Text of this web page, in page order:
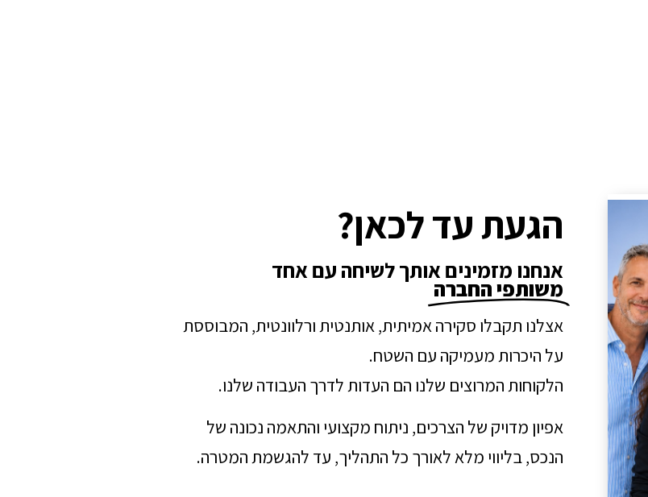
הגעת עד לכאן?
אנחנו מזמינים אותך לשיחה עם אחד
משותפי החברה
אצלנו תקבלו סקירה אמיתית, אותנטית ורלוונטית, המבוססת
על היכרות מעמיקה עם השטח.
הלקוחות המרוצים שלנו הם העדות לדרך העבודה שלנו.
אפיון מדויק של הצרכים, ניתוח מקצועי והתאמה נכונה של
הנכס, בליווי מלא לאורך כל התהליך, עד להגשמת המטרה.